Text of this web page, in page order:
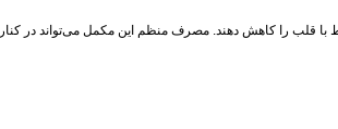
با قلب را کاهش دهند. مصرف منظم این مکمل می‌تواند در کنار